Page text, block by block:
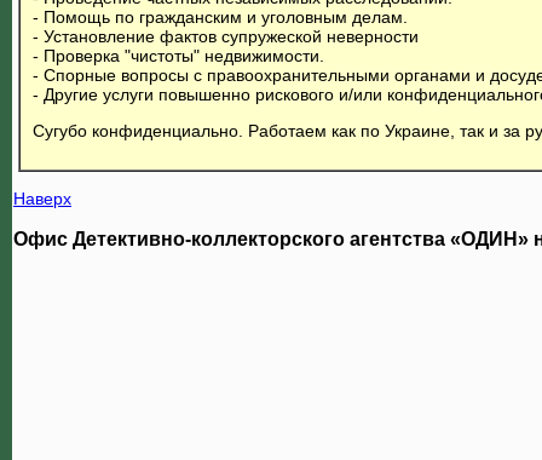
- Помощь по гражданским и уголовным делам.
- Установление фактов супружеской неверности
- Проверка "чистоты" недвижимости.
- Спорные вопросы с правоохранительными органами и
- Другие услуги повышенно рискового и/или
Сугубо конфиденциально. Работаем как по Украине, так и за
Наверх
Офис Детективно-коллекторского агентства «ОДИН»